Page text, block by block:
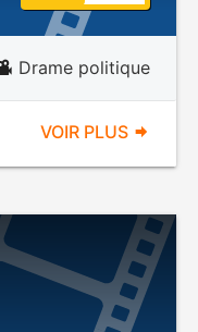
Drame politique
VOIR PLUS